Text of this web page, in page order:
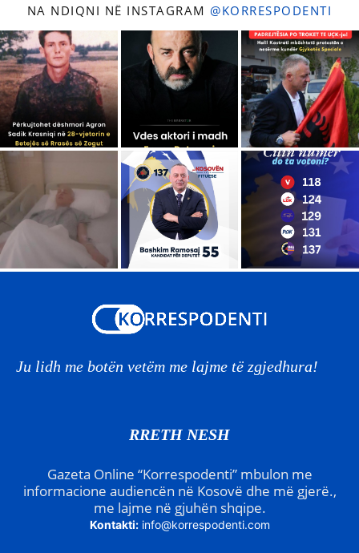
NA NDIQNI NË INSTAGRAM @KORRESPODENTI
Ju lidh me botën vetëm me lajme të zgjedhura!
RRETH NESH
Gazeta Online “Korrespodenti” mbulon me
informacione audiencën në Kosovë dhe më gjerë.,
me lajme në gjuhën shqipe.
Kontakti: info@korrespodenti.com